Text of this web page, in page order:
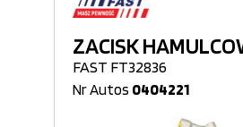
ZACISK
FAST FT32836
Nr Autos 0404221